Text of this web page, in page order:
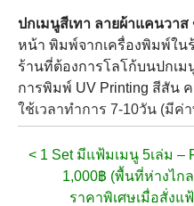
ปกเมนูสีเทา ลายผ้าแคนวาส
หน้า พิมพ์จากเครื่องพิมพ์ใน
ร้านที่ต้องการโลโก้บนปกเ
การพิมพ์ UV Printing สีสัน
ใช้เวลาทำการ 7-10วัน (มีค่
< 1 Set มีแฟ้มเมนู 5เล่ม –
1,000฿ (พื้นที่ห่างไก
ราคาพิเศษเมื่อสั่งแ